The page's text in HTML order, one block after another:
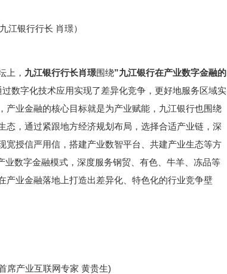
九江银行行长 肖璟）
上， 九江银行行长肖璟围绕”九江银行在产业数字金融的
数字化技术应用实现了差异化竞争，更好地服务区域实
产业金融的核心目标就是为产业赋能，九江银行也围绕
态，通过紧跟地方经济规划布局，选择合适产业链，深
宽授信严用信，搭建产业数智平台、共建产业生态等方
业数字金融模式，深度服务钢贸、有色、牛羊、冻品等
产业金融落地上打造出差异化、特色化的行业竞争壁
席产业互联网专家 黄贵生)